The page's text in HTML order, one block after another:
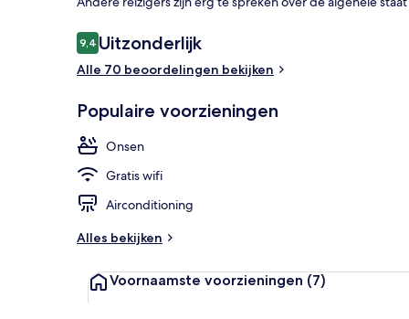
Beoordelingen
9,49,4 op 10 –
Uitzonderlijk
Alle 70 beoordelingen bekijken
Populaire voorzieningen
Onsen
Gratis wifi
Airconditioning
Alles bekijken
Voornaamste voorzieningen (7)